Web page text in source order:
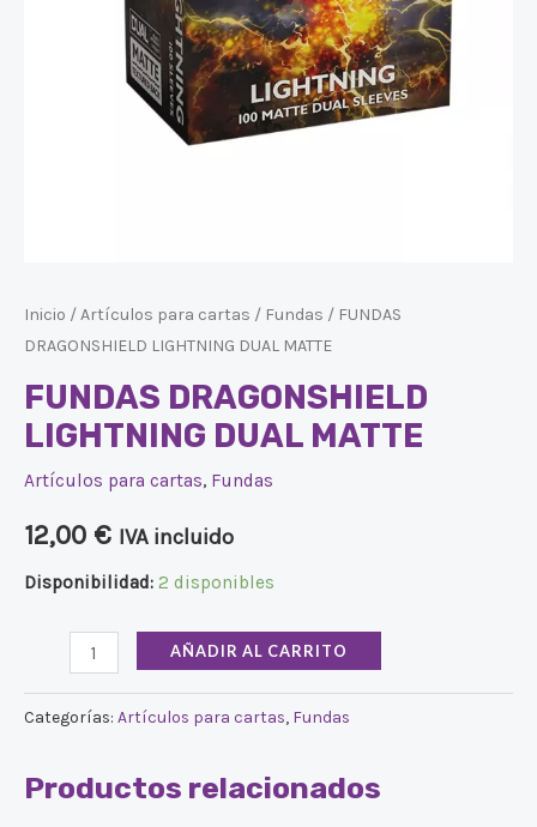
Inicio /Artículos para cartas / Fundas / FUNDAS
DRAGONSHIELD LIGHTNING DUAL MATTE
FUNDAS DRAGONSHIELD
LIGHTNING DUAL MATTE
Artículos para cartas, Fundas
12,00 € IVA incluido
Disponibilidad: 2 disponibles
AÑADIR AL CARRITO
Categorías: Artículos para cartas, Fundas
Productos relacionados